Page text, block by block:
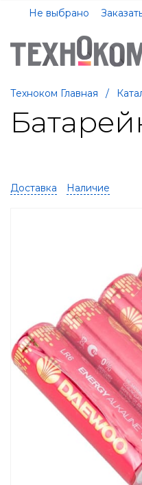
Не выбрано
Техноком Главная /
Доставка Наличие